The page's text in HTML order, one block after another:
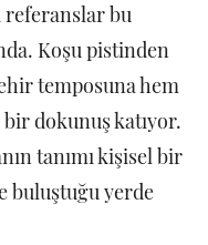
bu
Koşu pistinden
temposuna hem
dokunuş katıyor.
tanımı kişisel bir
buluştuğu yerde